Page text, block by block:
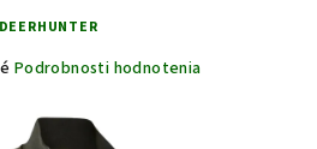
DEERHUNTER
Podrobnosti hodnotenia